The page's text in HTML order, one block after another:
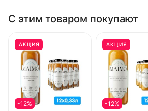
С этим товаром покупают
АКЦИЯ
-12%
АКЦИЯ
-12%